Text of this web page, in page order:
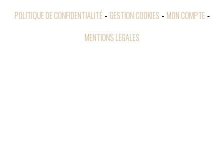
POLITIQUE DE CONFIDENTIALITÉ
GESTION COOKIES
MON COMPTE
MENTIONS LEGALES